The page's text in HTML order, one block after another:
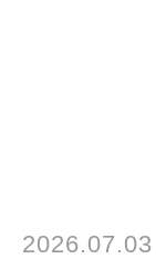
2026.07.03